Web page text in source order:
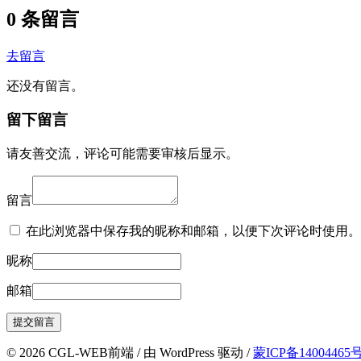
0 条留言
去留言
还没有留言。
留下留言
请友善交流，评论可能需要审核后显示。
留言
在此浏览器中保存我的昵称和邮箱，以便下次评论时使用。
昵称
邮箱
© 2026 CGL-WEB前端 / 由 WordPress 驱动 / 蒙ICP备14004465